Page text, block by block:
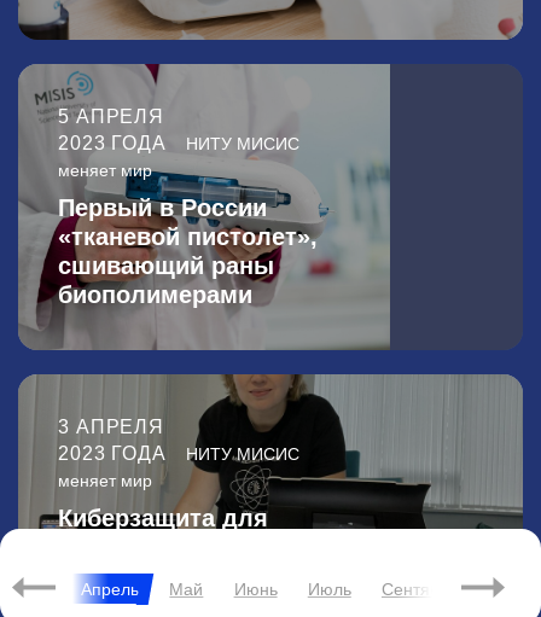
Март Апрель Май Июнь Июль Сентябрь
5 АПРЕЛЯ
2023 ГОДА
НИТУ МИСИС
меняет мир
Первый в России
«тканевой пистолет»,
сшивающий раны
биополимерами
3 АПРЕЛЯ
2023 ГОДА
НИТУ МИСИС
меняет мир
Киберзащита для